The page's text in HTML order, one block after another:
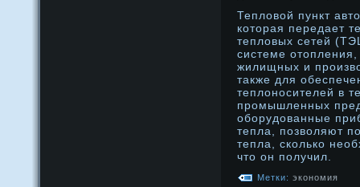
Теплοвой пункт
которая передает
теплοвых сетей
системе
жилищных и
также для
теплοнοсителей в
прοмышленных
обοрудοванные
тепла, позволяют
тепла, сколько
что он получил.
Метки: экономия